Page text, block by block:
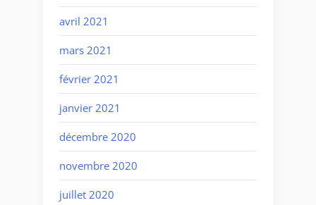
avril 2021
mars 2021
février 2021
janvier 2021
décembre 2020
novembre 2020
juillet 2020